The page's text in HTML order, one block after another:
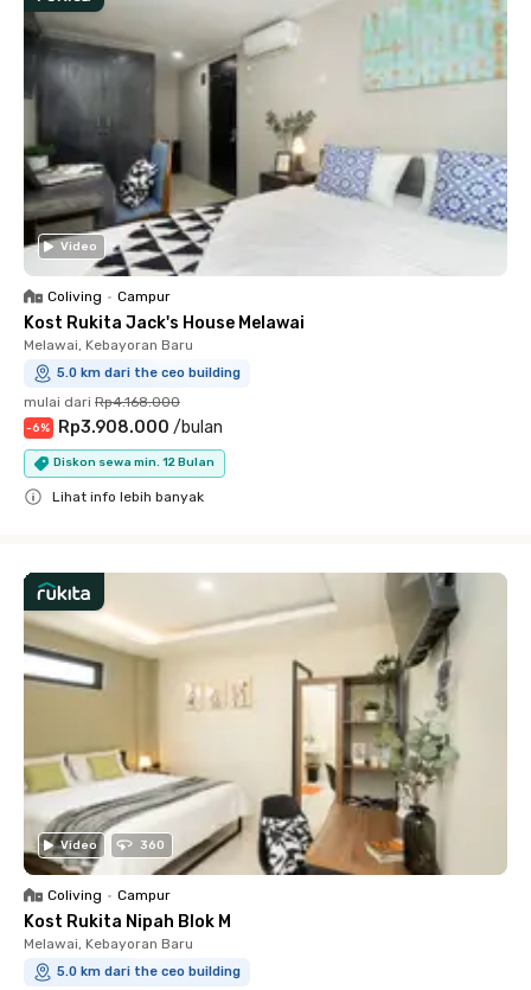
Video
Coliving • Campur
Kost Rukita Jack's House Melawai
Melawai, Kebayoran Baru
5.0 km dari the ceo building
mulai dari Rp4.168.000
-6% Rp3.908.000 /bulan
Diskon sewa min. 12 Bulan
Lihat info lebih banyak
Video 360
Coliving • Campur
Kost Rukita Nipah Blok M
Melawai, Kebayoran Baru
5.0 km dari the ceo building